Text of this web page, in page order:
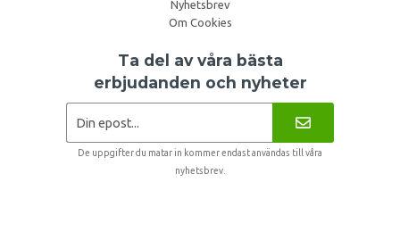
Nyhetsbrev
Om Cookies
Ta del av våra bästa
erbjudanden och nyheter
De uppgifter du matar in kommer endast användas till våra
nyhetsbrev.